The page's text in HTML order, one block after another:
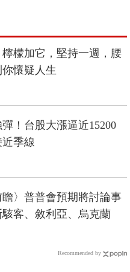
檬加它，堅持一週，腰
懷疑人生
！台股大漲逼近15200
季線
瞻〉普普會預期將討論事
客、敘利亞、烏克蘭
Recommended by